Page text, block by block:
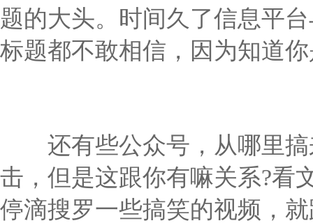
题的大头。时间久了信息平
标题都不敢相信，因为知道
还有些公众号，从哪里搞
击，但是这跟你有嘛关系?看
停滴搜罗一些搞笑的视频，